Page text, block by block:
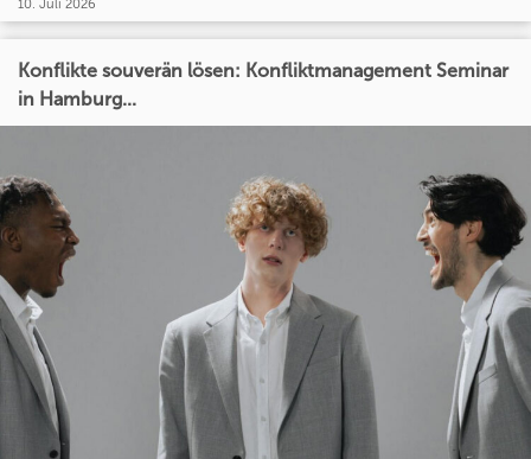
10. Juli 2026
Konflikte souverän lösen: Konfliktmanagement Seminar
in Hamburg...